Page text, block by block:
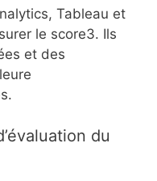
Tableau et
le score3. Ils
et des
du